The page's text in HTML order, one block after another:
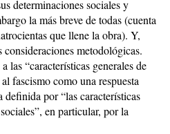
determinaciones sociales y
la más breve de todas (cuenta
que llene la obra). Y,
metodológicas.
las “características generales de
fascismo como una respuesta
por “las características
en particular, por la